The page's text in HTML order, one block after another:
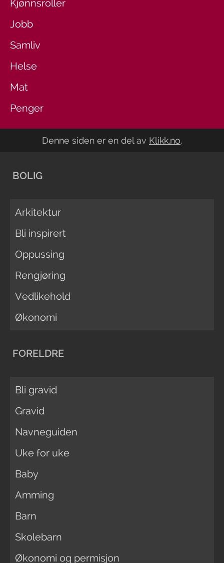
Kjønnsroller
Jobb
Samliv
Helse
Mat
Penger
Denne siden er en del av Klikk.no.
BOLIG
Arkitektur
Bli inspirert
Oppussing
Rengjøring
Vedlikehold
Økonomi
FORELDRE
Bli gravid
Gravid
Navneguiden
Uke for uke
Baby
Amming
Barn
Skolebarn
Økonomi og permisjon